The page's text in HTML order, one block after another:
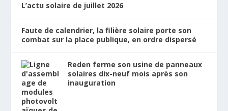
L’actu solaire de juillet 2026
Faute de calendrier, la filière solaire porte son
combat sur la place publique, en ordre dispersé
Reden ferme son usine de panneaux
solaires dix-neuf mois après son
inauguration